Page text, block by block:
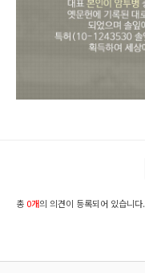
총 0개의 의견이 등록되어 있습니다.